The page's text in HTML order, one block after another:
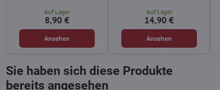
Auf Lager
8,90 €
Ansehen
Auf Lager
14,90 €
Ansehen
Sie haben sich diese Produkte
bereits angesehen